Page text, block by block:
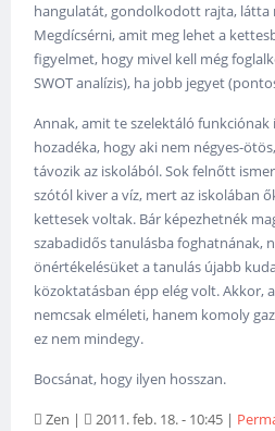
hangulatát, gondolkodott rajta, látta
Megdícsérni, amit meg lehet a
figyelmet, hogy mivel kell még
SWOT analízis), ha jobb jegyet
Annak, amit te szelektáló funkciónak
hozadéka, hogy aki nem négyes-
távozik az iskolából. Sok felnőtt
szótól kiver a víz, mert az iskolában
kettesek voltak. Bár képezhetnék
szabadidős tanulásba foghatnának,
önértékelésüket a tanulás újabb
közoktatásban épp elég volt. Akkor,
nemcsak elméleti, hanem komoly
ez nem mindegy.
Bocsánat, hogy ilyen hosszan.
Zen | 2011. feb. 18. - 10:45 |